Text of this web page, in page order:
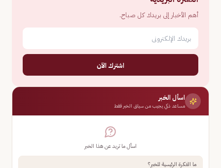
أهم الأخبار إلى بريدك كل صباح.
اشترك الآن
اسأل الخبر
مساعد ذكي يجيب من سياق الخبر فقط
اسأل ما تريد عن هذا الخبر
ما الفكرة الرئيسية للخبر؟